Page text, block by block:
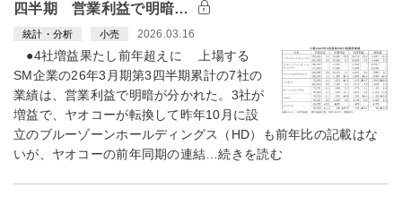
四半期 営業利益で明暗…
統計・分析 小売 2026.03.16
●4社増益果たし前年超えに 上場する
SM企業の26年3月期第3四半期累計の7社の
業績は、営業利益で明暗が分かれた。3社が
増益で、ヤオコーが転換して昨年10月に設
立のブルーゾーンホールディングス（HD）も前年比の記載はな
いが、ヤオコーの前年同期の連結…続きを読む